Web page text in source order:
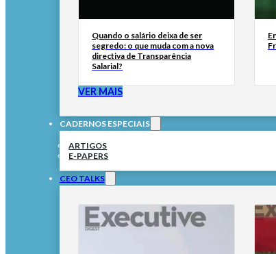
Quando o salário deixa de ser
segredo: o que muda com a nova
directiva de Transparência
Salarial?
VER MAIS
CADERNOS ESPECIAIS
ARTIGOS
E-PAPERS
CEO TALKS